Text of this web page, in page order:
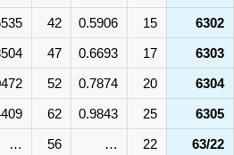
6302
15
0.5906
42
6303
17
0.6693
47
6304
20
0.7874
52
6305
25
0.9843
62
63/22
22
…
56
…